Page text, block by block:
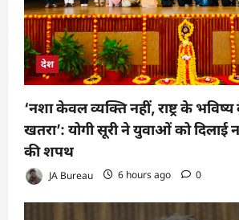
देश
‘नशा केवल व्यक्ति नहीं, राष्ट्र के
खतरा’: योगी सूरी ने युवाओं को दिलाई
की शपथ
JA Bureau 6 hours ago 0